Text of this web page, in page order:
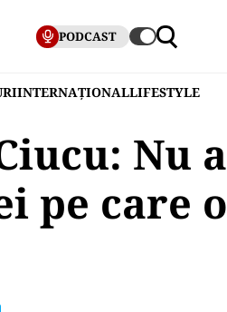
PODCAST
INTERNAȚIONALLIFESTYLE
Nu a
pe care o